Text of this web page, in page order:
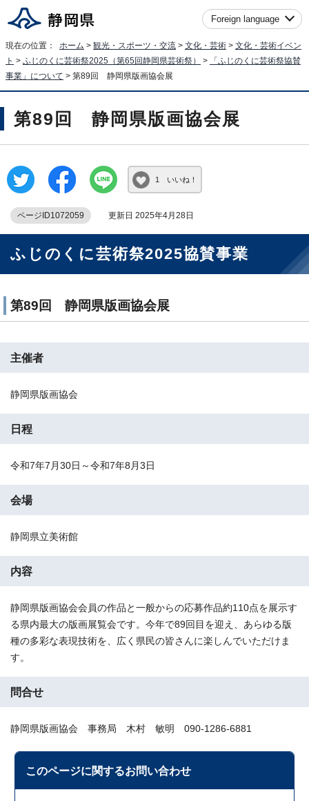
Foreign language
現在の位置： ホーム > 観光・スポーツ・交流 > 文化・芸術 > 文化・芸術イベン
ト > ふじのくに芸術祭2025（第65回静岡県芸術祭） >
「ふじのくに芸術祭協賛
事業」について > 第89回 静岡県版画協会展
第89回 静岡県版画協会展
1 いいね！
ページID1072059 更新日 2025年4月28日
ふじのくに芸術祭2025協賛事業
第89回 静岡県版画協会展
主催者
静岡県版画協会
日程
令和7年7月30日～令和7年8月3日
会場
静岡県立美術館
内容
静岡県版画協会会員の作品と一般からの応募作品約110点を展示す
る県内最大の版画展覧会です。今年で89回目を迎え、あらゆる版
種の多彩な表現技術を、広く県民の皆さんに楽しんでいただけま
す。
問合せ
静岡県版画協会 事務局 木村 敏明 090-1286-6881
このページに関するお問い合わせ